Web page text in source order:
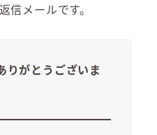
信メールです。
りがとうございま